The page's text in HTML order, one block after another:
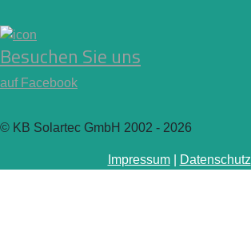
Besuchen Sie uns
auf Facebook
© KB Solartec GmbH 2002 - 2026
Impressum| Datenschutz